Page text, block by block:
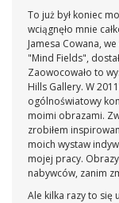
To już był koniec
wciągnęło mnie
Jamesa Cowana,
"Mind Fields",
Zaowocowało to
Hills Gallery. W
ogólnoświatowy
moimi obrazami.
zrobiłem
moich wystaw
mojej pracy.
nabywców, zanim
Ale kilka razy to się